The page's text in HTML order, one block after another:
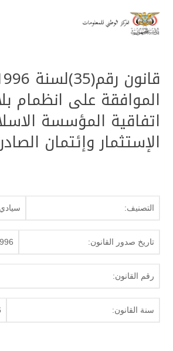
الموافقة على انظمام
اتفاقية المؤسسة
الإستثمار وإئتمان
التصنيف: سيادي
تاريخ صدور القانون:
رقم القانون:
سنة القانون: